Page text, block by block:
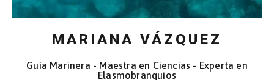
MARIANA VÁZQUEZ
Guía Marinera - Maestra en Ciencias - Experta en
Elasmobranquios